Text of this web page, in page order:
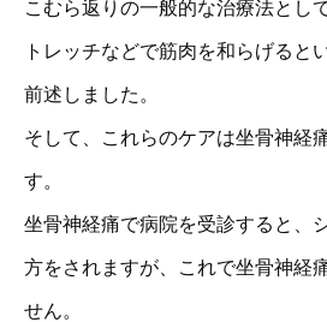
こむら返りの一般的な治療法とし
トレッチなどで筋肉を和らげると
前述しました。
そして、これらのケアは坐骨神経
す。
坐骨神経痛で病院を受診すると、
方をされますが、これで坐骨神経
せん。